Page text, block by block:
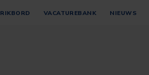
VACATUREBANK NIEUWS